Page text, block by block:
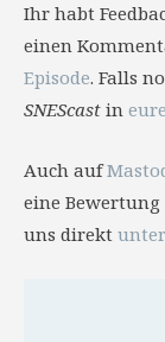
Ihr habt
einen
Episode. Falls
SNEScast in
Auch auf
eine
uns direkt